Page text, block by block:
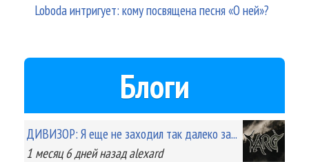
Loboda интригует: кому посвящена песня «О ней»?
Блоги
ДИВИЗОР: Я еще не заходил так далеко за...
1 месяц 6 днейназад alexard